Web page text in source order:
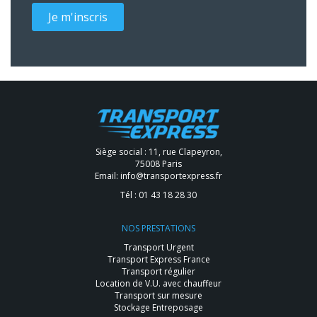
Je m'inscris
Siège social : 11, rue Clapeyron,
75008 Paris
Email: info@transportexpress.fr
Tél : 01 43 18 28 30
NOS PRESTATIONS
Transport Urgent
Transport Express France
Transport régulier
Location de V.U. avec chauffeur
Transport sur mesure
Stockage Entreposage